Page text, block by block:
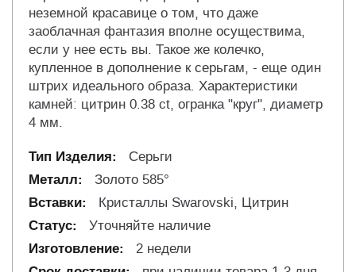
неземной красавице о том, что даже
заоблачная фантазия вполне осуществима,
если у нее есть вы. Такое же колечко,
купленное в дополнение к серьгам, - еще один
штрих идеального образа. Характеристики
камней: цитрин 0.38 ct, огранка "круг", диаметр
4 мм.
Серьги
Золото 585°
Кристаллы Swarovski, Цитрин
Уточняйте наличие
2 недели